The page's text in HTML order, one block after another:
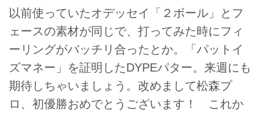
量限定感がありますよね。
これはｶﾜ(・∀・)ｲｲ!!「Putt is
Money」「世界中で勝つためのパ
ター」という意味をこめて、ソー
ルに「＄ 、￥ 、£ 、€ 」通貨マー
クをデザインしてありました！光
里ちゃんも手に取った途端にニヤ
リ…。
以前使っていたオデッセイ「２ボール」とフ
ェースの素材が同じで、打ってみた時にフィ
ーリングがバッチリ合ったとか。「パットイ
ズマネー」を証明したDYPEパター。来週にも
期待しちゃいましょう。改めまして松森プ
ロ、初優勝おめでとうございます！ これか